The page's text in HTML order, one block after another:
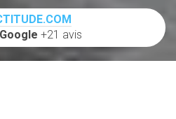
+21 avis